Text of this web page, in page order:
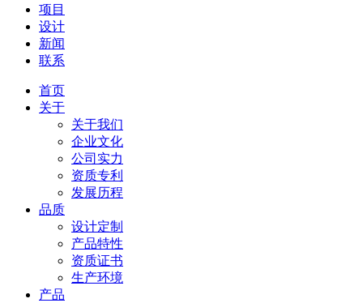
项目
设计
新闻
联系
首页
关于
关于我们
企业文化
公司实力
资质专利
发展历程
品质
设计定制
产品特性
资质证书
生产环境
产品